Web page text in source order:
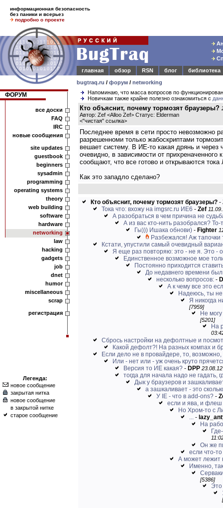
информационная безопасность
без паники и всерьез
подробно о проекте
главная
обзор RSN блог
библиотека
bugtraq.ru / форум / networking
ФОРУМ
все доски
FAQ
IRC
новые сообщения
site updates
guestbook
beginners
sysadmin
programming
operating systems
theory
web building
software
hardware
networking
law
hacking
gadgets
job
dnet
humor
miscellaneous
scrap
регистрация
Легенда:
новое сообщение
закрытая нитка
новое сообщение
в закрытой нитке
старое сообщение
Напоминаю, что масса вопросов по
Новичкам также крайне полезно ознакомиться с
Кто объяснит, почему тормозят браузеры?
Автор: Zef <Alloo Zef> Статус: Elderman
<"чистая" ссылка>
Последнее время в сети просто невозможно
разрешенноми только жабоскриптами
вешает систему. В ИЕ-то какая дрянь и через
очевидно, в зависимости от
сообщают, что все готово и открываются тока
Как это западло сделано?
Кто объяснит, почему тормозят браузеры? -
Тока что: вхожу на imgsrc.ru ИЕ6 - Zef
А разобраться в чем причина не
А из вас кто-нить разобрался? То-
Гы))) Ишака обнови) - Fighter
Разбежался! Аж тапочки
Кстати, упустили самый очевидный
Я еще раз повторяю: это - не я. Это -
Единственное возможное мое
Постоянно приходится
До недавнего времени
несколько вопросов: -
А к чему все это
Надеюсь, ты
Я никогда
[7959]
Не
[5201]
На
Сбрось настройки на дефолтные и
Какой дефолт?! На разных компах и
Если дело не в провайдере, то,
Или - нет или - уж очень круто
Версия то ИЕ какая? - DPP
тогда для начала надо не гадать,
Дык у браузеров и
а зашкаливает - это
У IE - что в add-ons? -
если и ява, и
Но Хром-то с
... -
На
Он же
если что-
А может лежит
Именно,
[5386]
Это